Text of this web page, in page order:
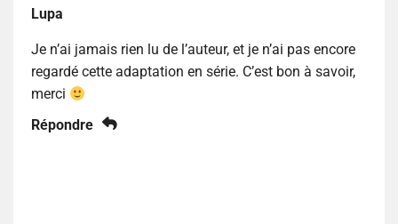
Lupa
Je n’ai jamais rien lu de l’auteur, et je n’ai pas encore
regardé cette adaptation en série. C’est bon à savoir,
merci
Répondre